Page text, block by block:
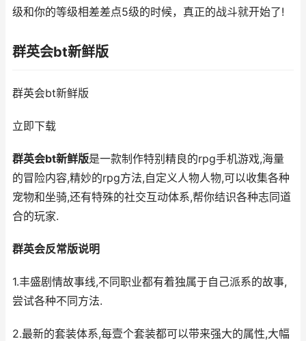
级和你的等级相差差点5级的时候，真正的战斗就开始了!
群英会bt新鲜版
群英会bt新鲜版
立即下载
群英会bt新鲜版是一款制作特别精良的rpg手机游戏,海量
的冒险内容,精妙的rpg方法,自定义人物人物,可以收集各种
宠物和坐骑,还有特殊的社交互动体系,帮你结识各种志同道
合的玩家.
群英会反常版说明
1.丰盛剧情故事线,不同职业都有着独属于自己派系的故事,
尝试各种不同方法.
2.最新的套装体系,每壹个套装都可以带来强大的属性,大幅